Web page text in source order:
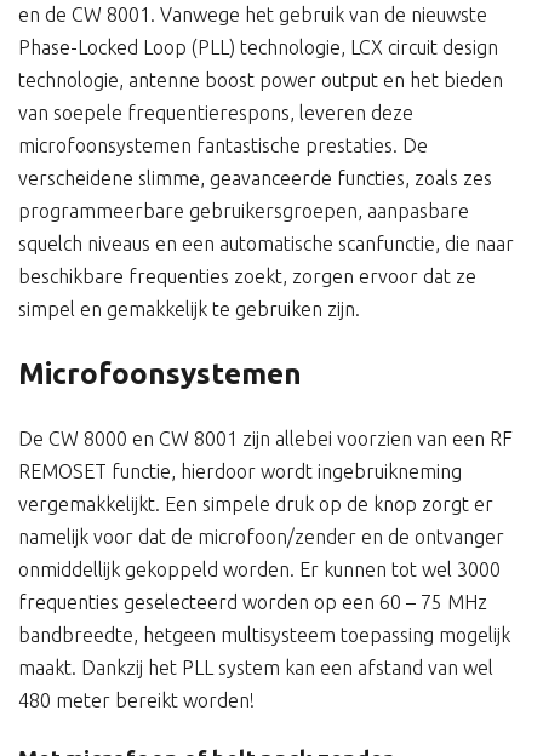
en de CW 8001. Vanwege het gebruik van de nieuwste
Phase-Locked Loop (PLL) technologie, LCX circuit design
technologie, antenne boost power output en het bieden
van soepele frequentierespons, leveren deze
microfoonsystemen fantastische prestaties. De
verscheidene slimme, geavanceerde functies, zoals zes
programmeerbare gebruikersgroepen, aanpasbare
squelch niveaus en een automatische scanfunctie, die naar
beschikbare frequenties zoekt, zorgen ervoor dat ze
simpel en gemakkelijk te gebruiken zijn.
Microfoonsystemen
De CW 8000 en CW 8001 zijn allebei voorzien van een RF
REMOSET functie, hierdoor wordt ingebruikneming
vergemakkelijkt. Een simpele druk op de knop zorgt er
namelijk voor dat de microfoon/zender en de ontvanger
onmiddellijk gekoppeld worden. Er kunnen tot wel 3000
frequenties geselecteerd worden op een 60 – 75 MHz
bandbreedte, hetgeen multisysteem toepassing mogelijk
maakt. Dankzij het PLL system kan een afstand van wel
480 meter bereikt worden!